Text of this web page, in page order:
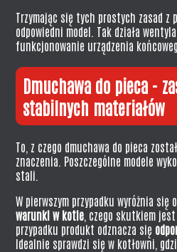
Trzymając się tych prostych zasad z
odpowiedni model. Tak działa
funkcjonowanie urządzenia
Dmuchawa do pieca -
stabilnych materiałów
To, z czego dmuchawa do pieca
znaczenia. Poszczególne modele
stali.
W pierwszym przypadku wyróżnia się
warunki w kotle , czego skutkiem
przypadku produkt odznacza się
Idealnie sprawdzi się w kotłowni,